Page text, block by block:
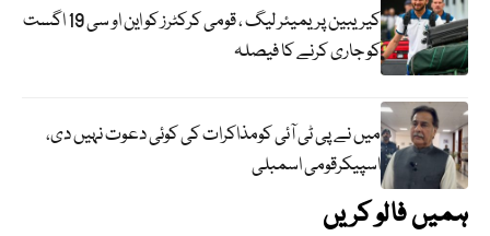
کیریبین پریمیئر لیگ ، قومی کرکٹرز کو این او سی 19 اگست
کو جاری کرنے کا فیصلہ
میں نے پی ٹی آئی کومذاکرات کی کوئی دعوت نہیں دی،
اسپیکرقومی اسمبلی
ہمیں فالو کریں